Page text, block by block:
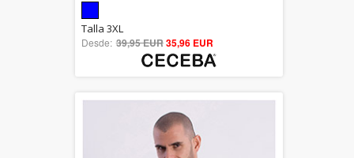
out of 5
Talla 3XL
Desde: 39,95 EUR35,96 EUR